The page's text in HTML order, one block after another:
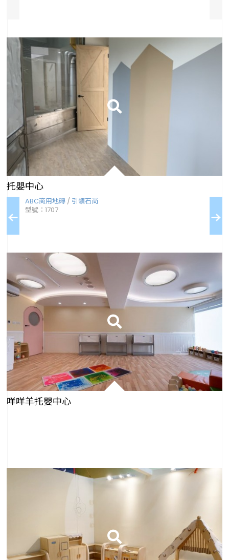
托嬰中心
商用地磚/引領石尚
：1707
咩咩羊托嬰中心